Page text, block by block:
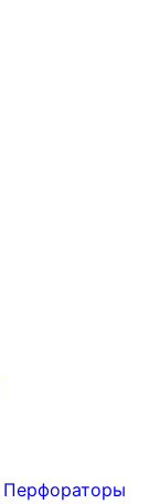
Перфораторы